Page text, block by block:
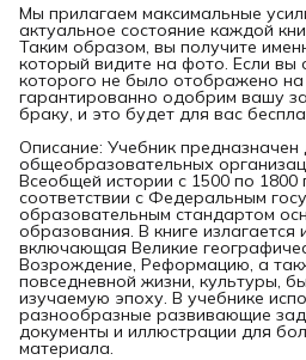
Мы прилагаем максимальные
актуальное состояние каждой
Таким образом, вы получите
который видите на фото. Если вы
которого не было отображено
гарантированно одобрим вашу
браку, и это будет для вас
Описание: Учебник предназначен
общеобразовательных
Всеобщей истории с 1500 по
соответствии с Федеральным
образовательным стандартом
образования. В книге
включающая Великие
Возрождение, Реформацию, а
повседневной жизни, культуры,
изучаемую эпоху. В учебнике
разнообразные развивающие
документы и иллюстрации для
материала.